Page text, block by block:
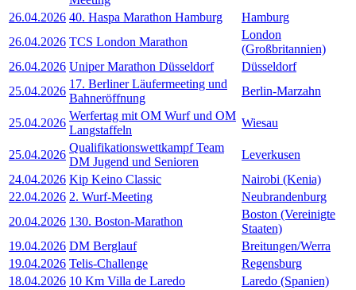
26.04.2026 40. Haspa Marathon Hamburg
Hamburg
26.04.2026 TCS London Marathon
London
(Großbritannien)
26.04.2026 Uniper Marathon Düsseldorf
Düsseldorf
25.04.2026
17. Berliner Läufermeeting und
Bahneröffnung
Berlin-Marzahn
25.04.2026
Werfertag mit OM Wurf und OM
Langstaffeln
Wiesau
25.04.2026
Qualifikationswettkampf Team
DM Jugend und Senioren
Leverkusen
24.04.2026 Kip Keino Classic
Nairobi (Kenia)
22.04.2026 2. Wurf-Meeting
Neubrandenburg
20.04.2026 130. Boston-Marathon
Boston (Vereinigte
Staaten)
19.04.2026 DM Berglauf
Breitungen/Werra
19.04.2026 Telis-Challenge
Regensburg
18.04.2026 10 Km Villa de Laredo
Laredo (Spanien)